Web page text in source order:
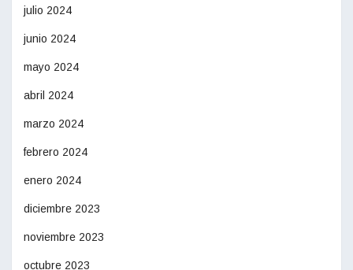
julio 2024
junio 2024
mayo 2024
abril 2024
marzo 2024
febrero 2024
enero 2024
diciembre 2023
noviembre 2023
octubre 2023